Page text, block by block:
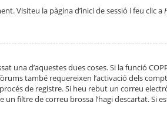
Visiteu la pàgina d’inici de sessió i feu clic a
una d’aquestes dues coses. Si la funció
també requereixen l’activació dels
de registre. Si heu rebut un correu
filtre de correu brossa l’hagi descartat. Si